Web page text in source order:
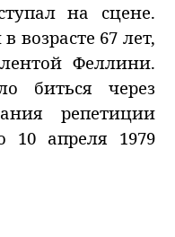
на сцене.
возрасте 67 лет,
Феллини.
биться через
репетиции
10 апреля 1979